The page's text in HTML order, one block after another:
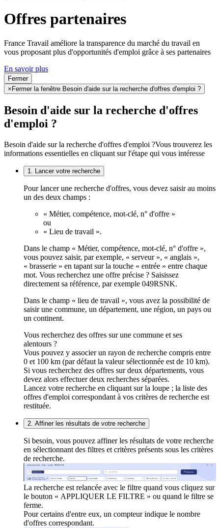
Offres partenaires
France Travail améliore la transparence du marché du travail en
vous proposant plus d'opportunités d'emploi grâce à ses partenaires
En savoir plus
Fermer
× Fermer la fenêtre Besoin d'aide sur la recherche d'offres d'emploi ?
Besoin d'aide sur la recherche d'offres
d'emploi ?
Besoin d'aide sur la recherche d'offres d'emploi ?Vous trouverez les
informations essentielles en cliquant sur l'étape qui vous intéresse
1. Lancer votre recherche
Pour lancer une recherche d'offres, vous devez saisir au moins
un des deux champs :
« Métier, compétence, mot-clé, n° d'offre »
ou
« Lieu de travail ».
Dans le champ « Métier, compétence, mot-clé, n° d'offre »,
vous pouvez saisir, par exemple, « serveur », « anglais »,
« brasserie » en tapant sur la touche « entrée » entre chaque
mot. Vous recherchez une offre précise ? Saisissez
directement sa référence, par exemple 049RSNK.
Dans le champ « lieu de travail », vous avez la possibilité de
saisir une commune, un département, une région, un pays ou
un continent.
Vous recherchez des offres sur une commune et ses
alentours ?
Vous pouvez y associer un rayon de recherche compris entre
0 et 100 km (par défaut la valeur sélectionnée est de 10 km).
Si vous recherchez des offres sur deux départements, vous
devez alors effectuer deux recherches séparées.
Lancez votre recherche en cliquant sur la loupe ; la liste des
offres d'emploi correspondant à vos critères de recherche est
restituée.
2. Affiner les résultats de votre recherche
Si besoin, vous pouvez affiner les résultats de votre recherche
en sélectionnant des filtres et critères présents sous les critères
de recherche.
La recherche est relancée avec le filtre quand vous cliquez sur
le bouton « APPLIQUER LE FILTRE » ou quand le filtre se
ferme.
Pour certains d'entre eux, un compteur indique le nombre
d'offres correspondant.